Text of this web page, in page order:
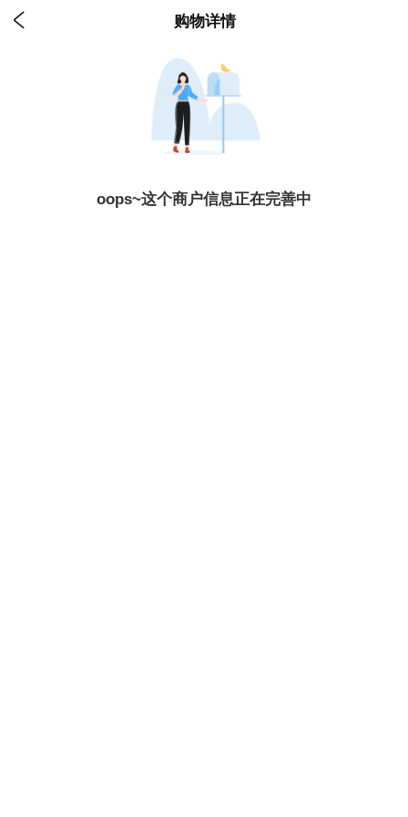
 购物详情
oops~这个商户信息正在完善中